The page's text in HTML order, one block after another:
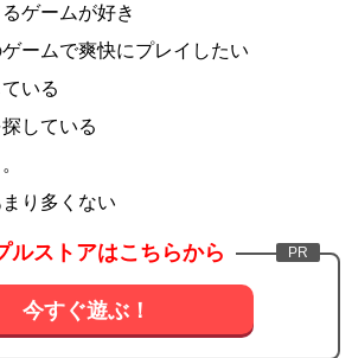
ゲームが好き
ームで爽快にプレイしたい
いる
している
り多くない
ルストアはこちらから
今すぐ遊ぶ！